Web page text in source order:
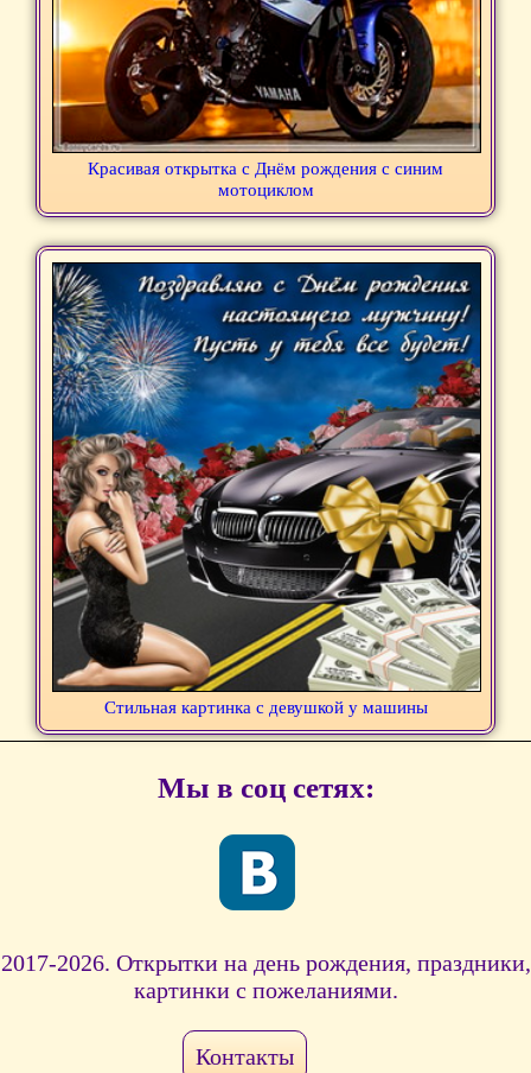
Красивая открытка с Днём рождения с синим
мотоциклом
Стильная картинка с девушкой у машины
Мы в соц сетях:
2017-2026. Открытки на день рождения, праздники,
картинки с пожеланиями.
Контакты